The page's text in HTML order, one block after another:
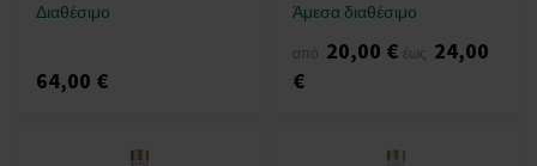
Διαθέσιμο
64,00 €
Άμεσα διαθέσιμο
από 20,00 € έως 24,00
€